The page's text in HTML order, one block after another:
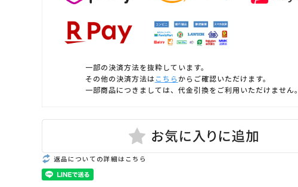
一部の決済方法を抜粋しています。
その他の決済方法はこちらからご確認いただけます。
一部商品につきましては、代金引換をご利用いただけません。
返品についての詳細はこちら